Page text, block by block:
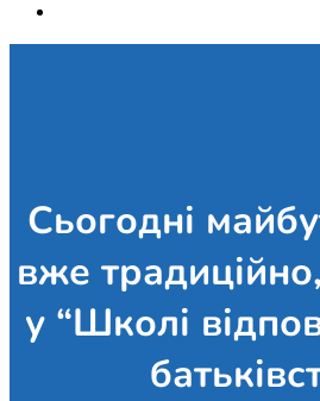
Сьогодні
вже
у “Школі